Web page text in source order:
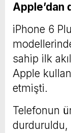
Apple’dan
iPhone 6
sahip ilk
Apple
etmişti.
Telefonun
durduruldu,